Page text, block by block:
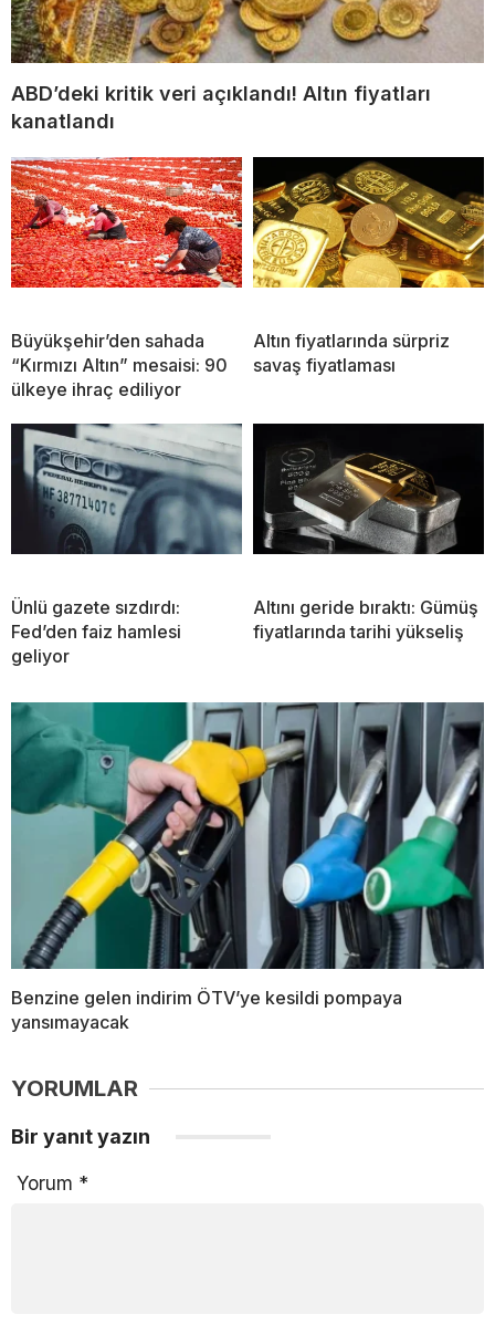
ABD’deki kritik veri açıklandı! Altın fiyatları
kanatlandı
Büyükşehir’den sahada
“Kırmızı Altın” mesaisi: 90
ülkeye ihraç ediliyor
Altın fiyatlarında sürpriz
savaş fiyatlaması
Ünlü gazete sızdırdı:
Fed’den faiz hamlesi
geliyor
Altını geride bıraktı: Gümüş
fiyatlarında tarihi yükseliş
Benzine gelen indirim ÖTV’ye kesildi pompaya
yansımayacak
YORUMLAR
Bir yanıt yazın
Yorum *